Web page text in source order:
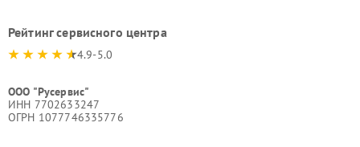
Рейтинг сервисного центра
4.9-5.0
ООО "Русервис"
ИНН 7702633247
ОГРН 1077746335776